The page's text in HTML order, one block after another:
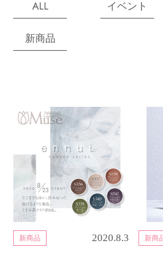
ALL イベント
新商品
新商品 2020.8.3 新商